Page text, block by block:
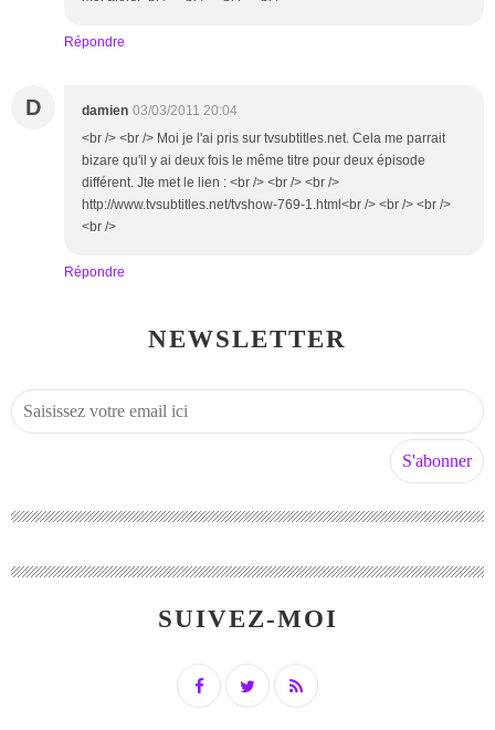
Répondre
D damien 03/03/2011 20:04
<br /> <br /> Moi je l'ai pris sur tvsubtitles.net. Cela me parrait
bizare qu'il y ai deux fois le même titre pour deux épisode
différent. Jte met le lien : <br /> <br /> <br />
http://www.tvsubtitles.net/tvshow-769-1.html<br /> <br /> <br />
<br />
Répondre
NEWSLETTER
SUIVEZ-MOI